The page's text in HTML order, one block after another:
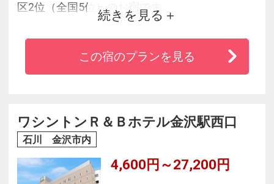
区2位（全国5位）のお宿です。
趣の異なる3つの大浴場を男女時間帯入替で「一
泊三湯十八ゆめぐり」とお肌しっとり潤いの
「自家源泉」をご堪能下さい。
続きを見る
この宿のプランを見る
ワシントンＲ＆Ｂホテル金沢駅西口
石川 金沢市内
4,600円～27,200円